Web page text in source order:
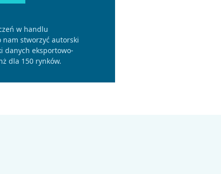
w handlu
nam stworzyć autorski
danych eksportowo-
dla 150 rynków.